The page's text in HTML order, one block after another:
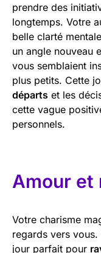
prendre des
longtemps. Votre
belle clarté
un angle nouveau
vous semblaient
plus petits. Cette
départs et les
cette vague
personnels.
Amour et
Votre charisme
regards vers vous.
jour parfait pour